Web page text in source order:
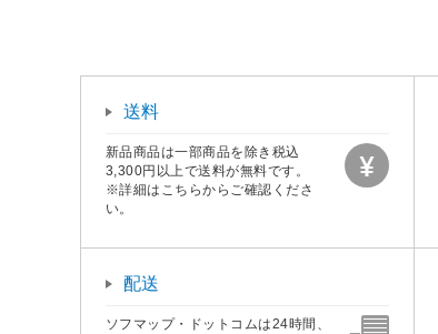
送料
新品商品は一部商品を除き税込
3,300円以上で送料が無料です。
※詳細はこちらからご確認くださ
い。
配送
ソフマップ・ドットコムは24時間、